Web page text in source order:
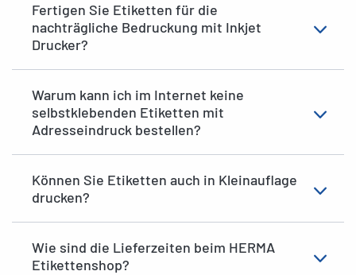
Fertigen Sie Etiketten für die
nachträgliche Bedruckung mit Inkjet
Drucker?
Warum kann ich im Internet keine
selbstklebenden Etiketten mit
Adresseindruck bestellen?
Können Sie Etiketten auch in Kleinauflage
drucken?
Wie sind die Lieferzeiten beim HERMA
Etikettenshop?